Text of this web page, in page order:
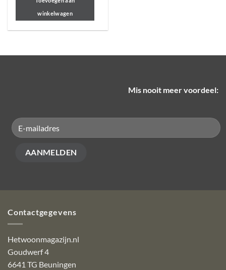
winkelwagen
Mis nooit meer voordeel:
Contactgegevens
Hetwoonmagazijn.nl
Goudwerf 4
6641 TG Beuningen